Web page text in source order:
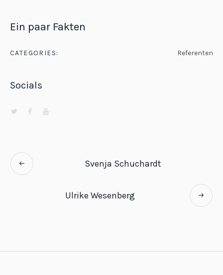
Ein paar Fakten
CATEGORIES: Referenten
Socials
Svenja Schuchardt
Ulrike Wesenberg